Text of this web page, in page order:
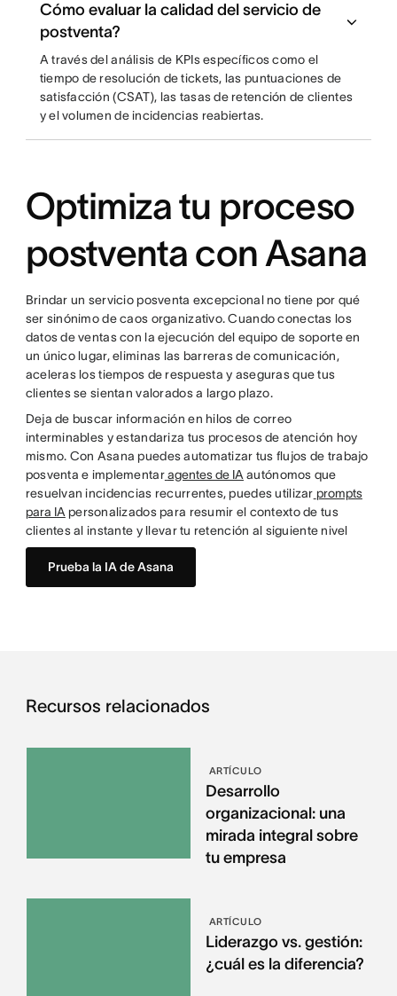
Cómo evaluar la calidad del servicio de
postventa?
A través del análisis de KPIs específicos como el
tiempo de resolución de tickets, las puntuaciones de
satisfacción (CSAT), las tasas de retención de clientes
y el volumen de incidencias reabiertas.
Optimiza tu proceso
postventa con Asana
Brindar un servicio posventa excepcional no tiene por qué
ser sinónimo de caos organizativo. Cuando conectas los
datos de ventas con la ejecución del equipo de soporte en
un único lugar, eliminas las barreras de comunicación,
aceleras los tiempos de respuesta y aseguras que tus
clientes se sientan valorados a largo plazo.
Deja de buscar información en hilos de correo
interminables y estandariza tus procesos de atención hoy
mismo. Con Asana puedes automatizar tus flujos de trabajo
posventa e implementaragentes de IAautónomos que
resuelvan incidencias recurrentes, puedes utilizar prompts
para IApersonalizados para resumir el contexto de tus
clientes al instante y llevar tu retención al siguiente nivel
Prueba la IA de Asana
Recursos relacionados
ARTÍCULO
Desarrollo
organizacional: una
mirada integral sobre
tu empresa
ARTÍCULO
Liderazgo vs. gestión:
¿cuál es la diferencia?